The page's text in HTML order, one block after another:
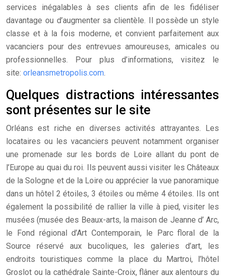
services inégalables à ses clients afin de les fidéliser
davantage ou d’augmenter sa clientèle. Il possède un style
classe et à la fois moderne, et convient parfaitement aux
vacanciers pour des entrevues amoureuses, amicales ou
professionnelles. Pour plus d’informations, visitez le
site: orleansmetropolis.com.
Quelques distractions intéressantes
sont présentes sur le site
Orléans est riche en diverses activités attrayantes. Les
locataires ou les vacanciers peuvent notamment organiser
une promenade sur les bords de Loire allant du pont de
l’Europe au quai du roi. Ils peuvent aussi visiter les Châteaux
de la Sologne et de la Loire ou apprécier la vue panoramique
dans un hôtel 2 étoiles, 3 étoiles ou même 4 étoiles. Ils ont
également la possibilité de rallier la ville à pied, visiter les
musées (musée des Beaux-arts, la maison de Jeanne d’ Arc,
le Fond régional d’Art Contemporain, le Parc floral de la
Source réservé aux bucoliques, les galeries d’art, les
endroits touristiques comme la place du Martroi, l’hôtel
Groslot ou la cathédrale Sainte-Croix, flâner aux alentours du